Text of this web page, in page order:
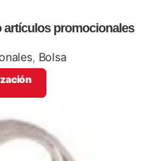
artículos promocionales
, Bolsa